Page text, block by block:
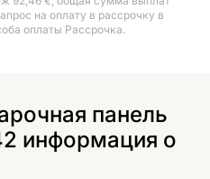
на оплату в рассрочку в
оплаты Рассрочка.
панель
информация о